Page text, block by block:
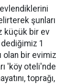
şunları
küçük bir ev
1
olan bir evimiz
'köy oteli'nde
toprağı,